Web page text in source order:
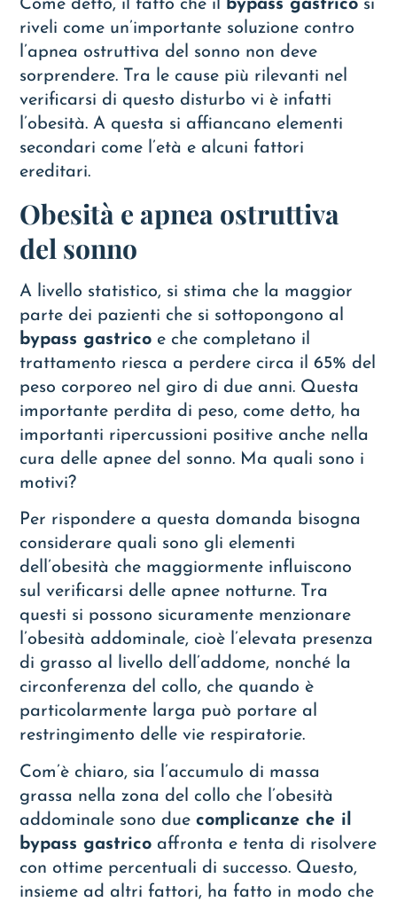
Come detto, il fatto che il bypass gastrico si
riveli come un’importante soluzione contro
l’apnea ostruttiva del sonno non deve
sorprendere. Tra le cause più rilevanti nel
verificarsi di questo disturbo vi è infatti
l’obesità. A questa si affiancano elementi
secondari come l’età e alcuni fattori
ereditari.
Obesità e apnea ostruttiva
del sonno
A livello statistico, si stima che la maggior
parte dei pazienti che si sottopongono al
bypass gastrico e che completano il
trattamento riesca a perdere circa il 65% del
peso corporeo nel giro di due anni. Questa
importante perdita di peso, come detto, ha
importanti ripercussioni positive anche nella
cura delle apnee del sonno. Ma quali sono i
motivi?
Per rispondere a questa domanda bisogna
considerare quali sono gli elementi
dell’obesità che maggiormente influiscono
sul verificarsi delle apnee notturne. Tra
questi si possono sicuramente menzionare
l’obesità addominale, cioè l’elevata presenza
di grasso al livello dell’addome, nonché la
circonferenza del collo, che quando è
particolarmente larga può portare al
restringimento delle vie respiratorie.
Com’è chiaro, sia l’accumulo di massa
grassa nella zona del collo che l’obesità
addominale sono duecomplicanze che il
bypass gastrico affronta e tenta di risolvere
con ottime percentuali di successo. Questo,
insieme ad altri fattori, ha fatto in modo che